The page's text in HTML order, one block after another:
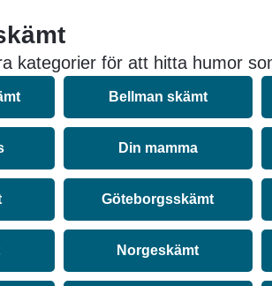
kategorier för att hitta humor
Bellman skämt
Din mamma
Göteborgsskämt
Norgeskämt